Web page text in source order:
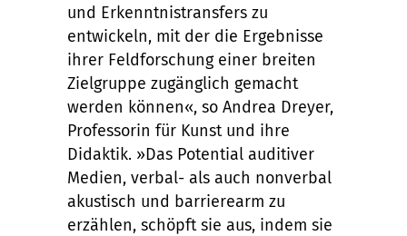
und Erkenntnistransfers zu
entwickeln, mit der die Ergebnisse
ihrer Feldforschung einer breiten
Zielgruppe zugänglich gemacht
werden können«, so Andrea Dreyer,
Professorin für Kunst und ihre
Didaktik. »Das Potential auditiver
Medien, verbal- als auch nonverbal
akustisch und barrierearm zu
erzählen, schöpft sie aus, indem sie